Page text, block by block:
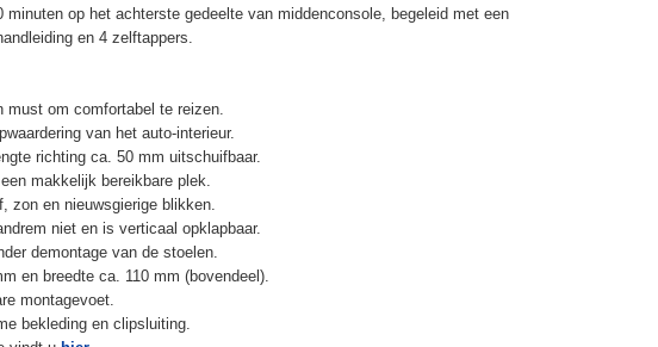
minuten op het achterste gedeelte van middenconsole, begeleid met een
en 4 zelftappers.
om comfortabel te reizen.
van het auto-interieur.
richting ca. 50 mm uitschuifbaar.
makkelijk bereikbare plek.
zon en nieuwsgierige blikken.
niet en is verticaal opklapbaar.
demontage van de stoelen.
en breedte ca. 110 mm (bovendeel).
montagevoet.
bekleding en clipsluiting.